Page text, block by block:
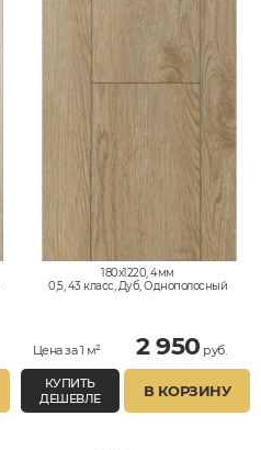
180x1220, 4мм
0,5, 43 класс, Дуб, Однополосный
Цена за 1 м² 2 950 руб.
КУПИТЬ
ДЕШЕВЛЕ
В КОРЗИНУ